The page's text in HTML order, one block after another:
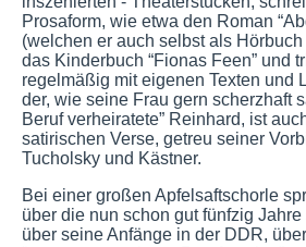
Prosaform, wie etwa den Roman
(welchen er auch selbst als
das Kinderbuch “Fionas Feen” und
regelmäßig mit eigenen Texten und
der, wie seine Frau gern scherzhaft
Beruf verheiratete” Reinhard, ist
satirischen Verse, getreu seiner
Tucholsky und Kästner.
Bei einer großen Apfelsaftschorle
über die nun schon gut fünfzig
über seine Anfänge in der DDR,